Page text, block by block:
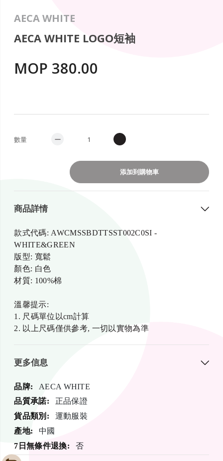
AECA WHITE
AECA WHITE LOGO短袖
MOP 380.00
數量
添加到購物車
商品詳情
款式代碼: AWCMSSBDTTSST002C0SI -
WHITE&GREEN
版型: 寬鬆
顏色: 白色
材質: 100%棉
溫馨提示:
1. 尺碼單位以cm計算
2. 以上尺碼僅供參考, 一切以實物為準
更多信息
更
多
信
息
AECA WHITE
正品保證
運動服裝
中國
否